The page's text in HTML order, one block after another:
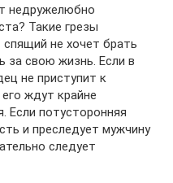
недружелюбно
Такие грезы
не хочет брать
за свою жизнь. Если в
не приступит к
ждут крайне
Если потусторонняя
и преследует мужчину
следует